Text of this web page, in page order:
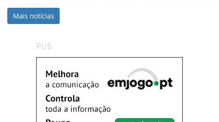
Mais notícias
PUB